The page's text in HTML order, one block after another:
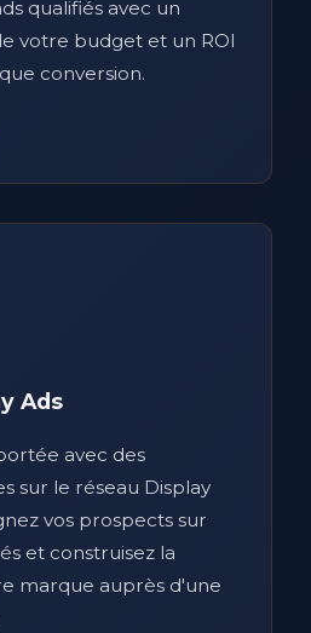
qualifiés avec un
votre budget et un ROI
conversion.
Ads
avec des
sur le réseau Display
vos prospects sur
et construisez la
marque auprès d'une